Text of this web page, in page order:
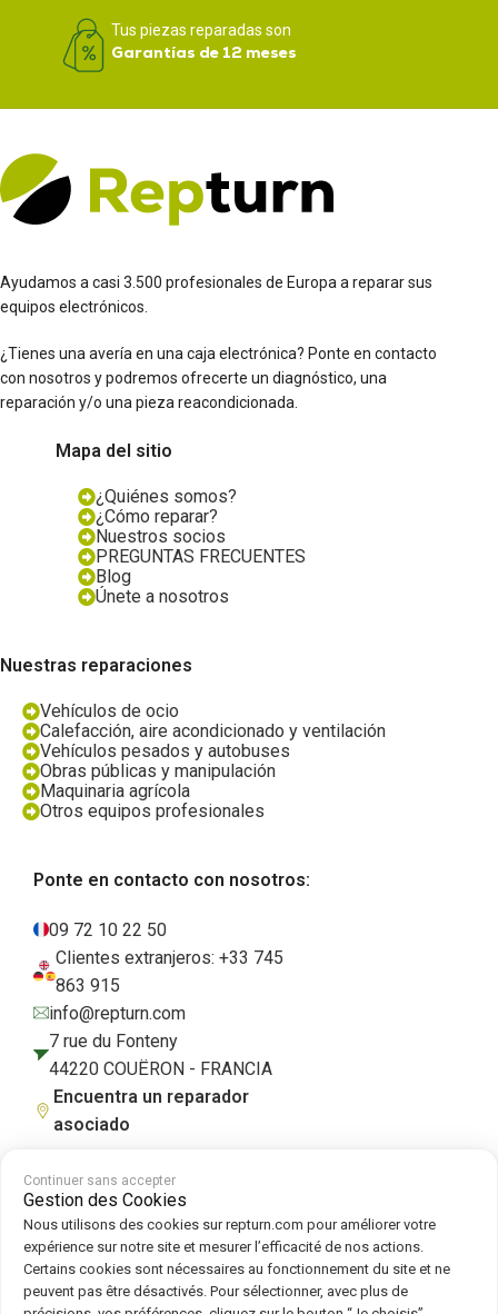
Tus piezas reparadas son
Garantías de 12 meses
Ayudamos a casi 3.500 profesionales de Europa a reparar sus
equipos electrónicos.
¿Tienes una avería en una caja electrónica? Ponte en contacto
con nosotros y podremos ofrecerte un diagnóstico, una
reparación y/o una pieza reacondicionada.
Mapa del sitio
¿Quiénes somos?
¿Cómo reparar?
Nuestros socios
PREGUNTAS FRECUENTES
Blog
Únete a nosotros
Nuestras reparaciones
Vehículos de ocio
Calefacción, aire acondicionado y ventilación
Vehículos pesados y autobuses
Obras públicas y manipulación
Maquinaria agrícola
Otros equipos profesionales
Ponte en contacto con nosotros:
09 72 10 22 50
Clientes extranjeros: +33 745
863 915
info@repturn.com
7 rue du Fonteny
44220 COUËRON - FRANCIA
Encuentra un reparador
asociado
Condiciones generales de venta Aviso legal Política de privacidad
Cookies|Política de cookies
Síguenos en :
Continuer sans accepter
Gestion des Cookies
Nous utilisons des cookies sur repturn.com pour améliorer votre
expérience sur notre site et mesurer l’efficacité de nos actions.
Certains cookies sont nécessaires au fonctionnement du site et ne
peuvent pas être désactivés. Pour sélectionner, avec plus de